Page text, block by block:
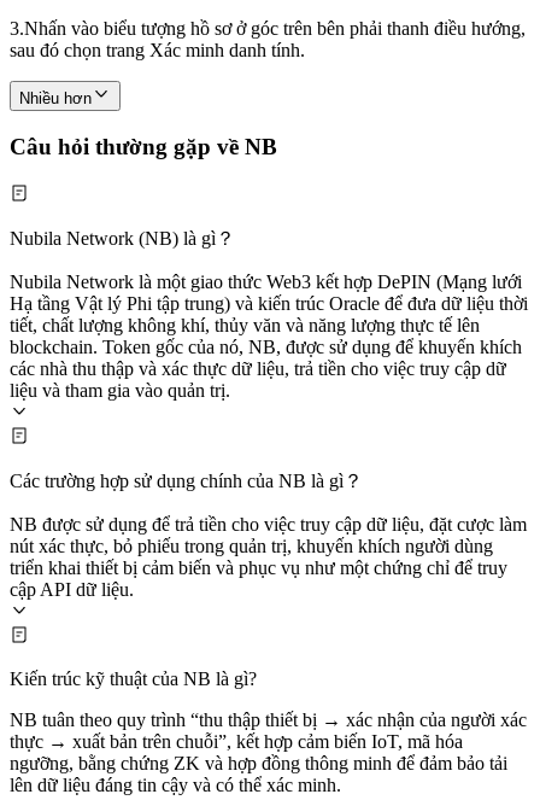
3.Nhấn vào biểu tượng hồ sơ ở góc trên bên phải thanh điều hướng,
sau đó chọn trang Xác minh danh tính.
Nhiều hơn
Câu hỏi thường gặp về NB
Nubila Network (NB) là gì？
Nubila Network là một giao thức Web3 kết hợp DePIN (Mạng lưới
Hạ tầng Vật lý Phi tập trung) và kiến trúc Oracle để đưa dữ liệu thời
tiết, chất lượng không khí, thủy văn và năng lượng thực tế lên
blockchain. Token gốc của nó, NB, được sử dụng để khuyến khích
các nhà thu thập và xác thực dữ liệu, trả tiền cho việc truy cập dữ
liệu và tham gia vào quản trị.
Các trường hợp sử dụng chính của NB là gì？
NB được sử dụng để trả tiền cho việc truy cập dữ liệu, đặt cược làm
nút xác thực, bỏ phiếu trong quản trị, khuyến khích người dùng
triển khai thiết bị cảm biến và phục vụ như một chứng chỉ để truy
cập API dữ liệu.
Kiến trúc kỹ thuật của NB là gì?
NB tuân theo quy trình “thu thập thiết bị → xác nhận của người xác
thực → xuất bản trên chuỗi”, kết hợp cảm biến IoT, mã hóa
ngưỡng, bằng chứng ZK và hợp đồng thông minh để đảm bảo tải
lên dữ liệu đáng tin cậy và có thể xác minh.